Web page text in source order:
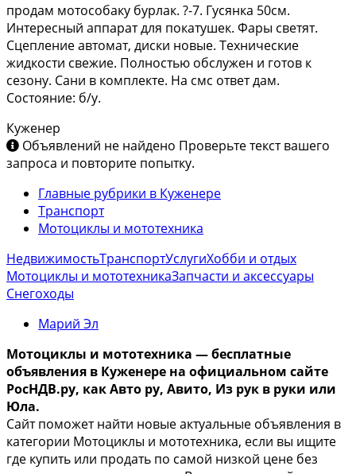
продам мотособаку бурлак. ?-7. Гусянка 50см.
Интересный аппарат для покатушек. Фары светят.
Сцепление автомат, диски новые. Технические
жидкости свежие. Полностью обслужен и готов к
сезону. Сани в комплекте. На смс ответ дам.
Состояние: б/у.
Куженер
Объявлений не найдено Проверьте текст вашего
запроса и повторите попытку.
Главные рубрики в Куженере
Транспорт
Мотоциклы и мототехника
НедвижимостьТранспортУслугиХобби и отдых
Мотоциклы и мототехникаЗапчасти и аксессуары
Снегоходы
Марий Эл
Мотоциклы и мототехника — бесплатные
объявления в Куженере на официальном сайте
РосНДВ.ру, как Авто ру, Авито, Из рук в руки или
Юла.
Сайт поможет найти новые актуальные объявления в
категории Мотоциклы и мототехника, если вы ищите
где купить или продать по самой низкой цене без